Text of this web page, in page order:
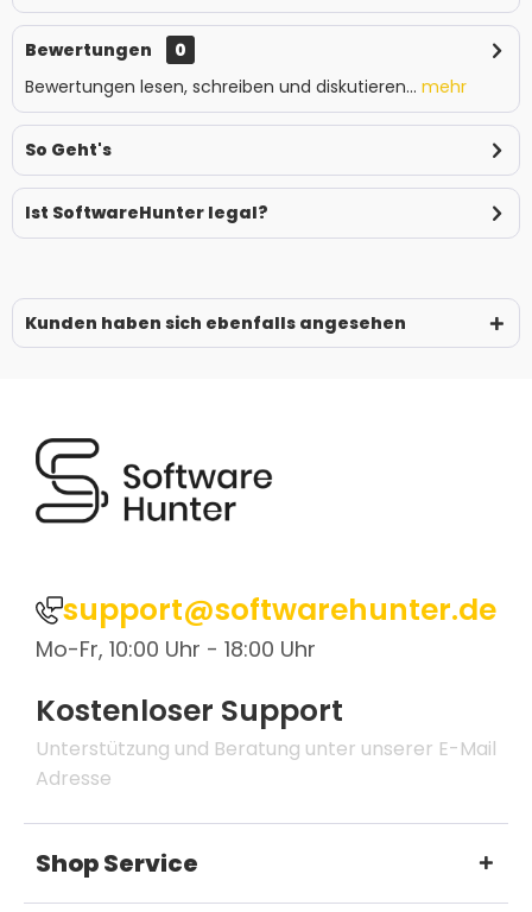
Bewertungen
0
Bewertungen lesen, schreiben und diskutieren... mehr
So Geht's
Ist SoftwareHunter legal?
Kunden haben sich ebenfalls angesehen
support@softwarehunter.de
Mo-Fr, 10:00 Uhr - 18:00 Uhr
Kostenloser Support
Unterstützung und Beratung unter unserer E-Mail
Adresse
Shop Service